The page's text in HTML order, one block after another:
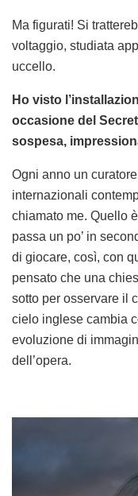
Ma figurati! Si
voltaggio, studiata
uccello.
Ho visto
occasione del
sospesa,
Ogni anno un
internazionali
chiamato me. Quello
passa un po’ in
di giocare, così, con
pensato che una
sotto per osservare il
cielo inglese cambia
evoluzione di
dell’opera.